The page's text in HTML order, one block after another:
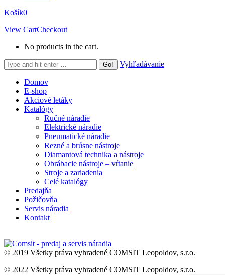
Košík0
View CartCheckout
No products in the cart.
Search:
Vyhľadávanie
Domov
E-shop
Akciové letáky
Katalógy
Ručné náradie
Elektrické náradie
Pneumatické náradie
Rezné a brúsne nástroje
Diamantová technika a nástroje
Obrábacie nástroje – vŕtanie
Stroje a zariadenia
Celé katalógy
Predajňa
Požičovňa
Servis náradia
Kontakt
© 2019 Všetky práva vyhradené COMSIT Leopoldov, s.r.o.
© 2022 Všetky práva vyhradené COMSIT Leopoldov, s.r.o.